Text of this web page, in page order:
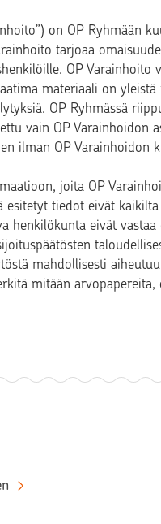
on OP Ryhmään
tarjoaa
OP Varainhoito
materiaali on
OP Ryhmässä
vain OP Varainhoidon
ilman OP Varainhoidon
joita OP
esitetyt tiedot eivät
henkilökunta eivät
mahdollisesti
mitään arvopapereita,